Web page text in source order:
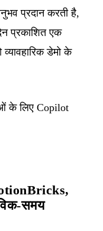
प्रदान करती है,
प्रकाशित एक
डेमो के
के लिए Copilot
समय